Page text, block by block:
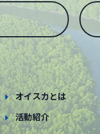
オイスカとは
活動紹介